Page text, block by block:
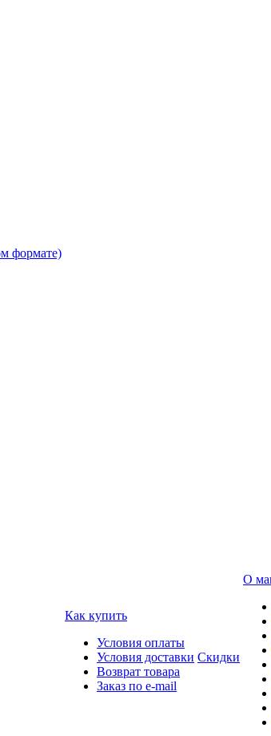
формате)
Как купить
Условия оплаты
Условия доставки
Возврат товара
Заказ по e-mail
Скидки
О